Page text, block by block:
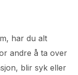
har du alt
andre å ta over
blir syk eller